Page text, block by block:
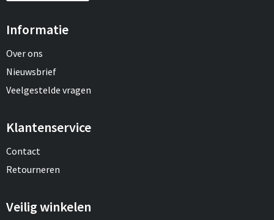
Informatie
Over ons
Nieuwsbrief
Veelgestelde vragen
Klantenservice
Contact
Retourneren
Veilig winkelen